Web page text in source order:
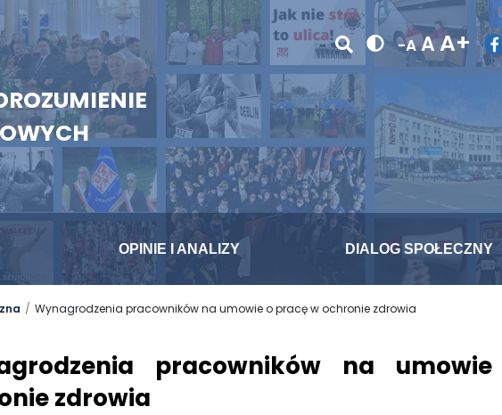
-A AA+
OPINIE I ANALIZY DIALOG SPOŁECZNY
Wynagrodzenia pracowników na umowie o pracę w ochronie zdrowia
pracowników na
zdrowia